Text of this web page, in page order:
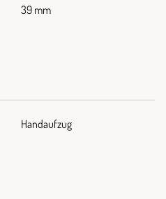
39 mm
Handaufzug